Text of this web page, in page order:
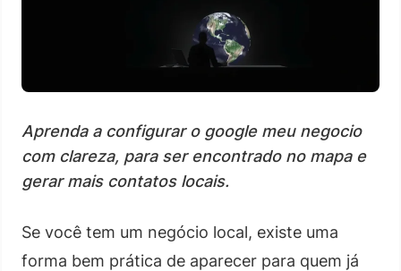
Aprenda a configurar o google meu negocio
com clareza, para ser encontrado no mapa e
gerar mais contatos locais.
Se você tem um negócio local, existe uma
forma bem prática de aparecer para quem já